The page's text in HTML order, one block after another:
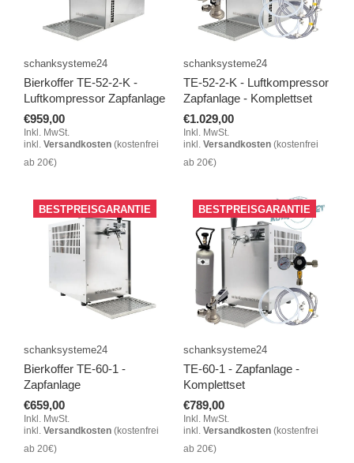
schanksysteme24
Bierkoffer TE-52-2-K -
Luftkompressor Zapfanlage
€959,00
Inkl. MwSt.
inkl. Versandkosten (kostenfrei
ab 20€)
schanksysteme24
TE-52-2-K - Luftkompressor
Zapfanlage - Komplettset
€1.029,00
Inkl. MwSt.
inkl. Versandkosten(kostenfrei
ab 20€)
BESTPREISGARANTIE
schanksysteme24
Bierkoffer TE-60-1 -
Zapfanlage
€659,00
Inkl. MwSt.
inkl. Versandkosten (kostenfrei
ab 20€)
BESTPREISGARANTIE
schanksysteme24
TE-60-1 - Zapfanlage -
Komplettset
€789,00
Inkl. MwSt.
inkl. Versandkosten(kostenfrei
ab 20€)